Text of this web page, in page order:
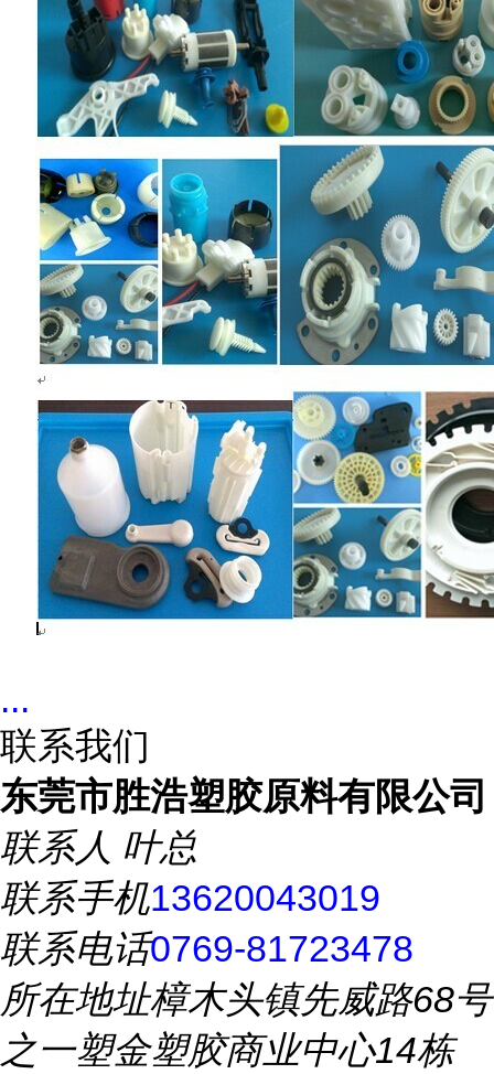
...
联系我们
东莞市胜浩塑胶原料有限公司
联系人 叶总
联系手机13620043019
联系电话0769-81723478
所在地址樟木头镇先威路68号
之一塑金塑胶商业中心14栋